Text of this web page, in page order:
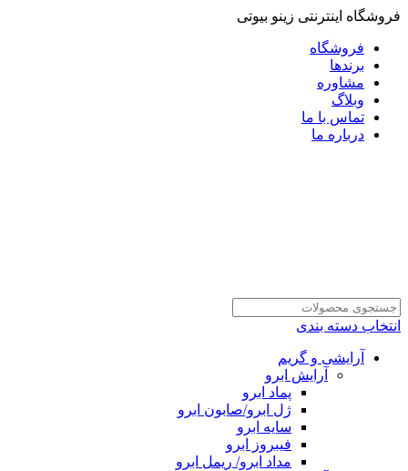
فروشگاه اینترنتی زینو بیوتی
فروشگاه
برندها
مشاوره
وبلاگ
تماس با ما
درباره ما
انتخاب دسته بندی
آرایشی و گریم
آرایش ابرو
پماد ابرو
ژل ابرو/صابون ابرو
سایه ابرو
فیبروز ابرو
مداد ابرو/ ریمل ابرو